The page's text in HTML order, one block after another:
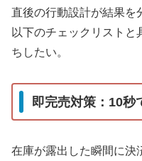
直後の行動設計が結果を
以下のチェックリスト
ちしたい。
即完売対策：10秒
在庫が露出した瞬間に決